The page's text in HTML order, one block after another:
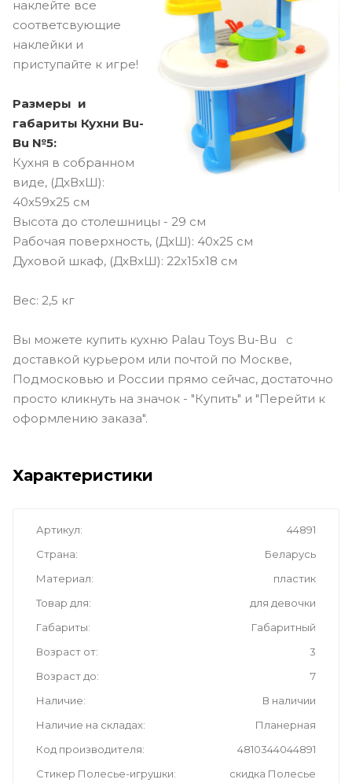
наклейте все
соответсвующие
наклейки и
приступайте к игре!
Размеры и
габариты Кухни Bu-
Bu №5:
Кухня в собранном
виде, (ДxВxШ):
40x59x25 см
Высота до столешницы - 29 см
Рабочая поверхность, (ДxШ): 40x25 см
Духовой шкаф, (ДxВxШ): 22x15x18 см
Вес: 2,5 кг
Вы можете купить кухню Palau Toys Bu-Bu
с
доставкой курьером или почтой по Москве,
Подмосковью и России прямо сейчас, достаточно
просто кликнуть на значок - "Купить" и "Перейти к
оформлению заказа".
Характеристики
Артикул
44891
Страна
Беларусь
Материал
пластик
Товар для
для девочки
Габариты
Габаритный
Возраст от
3
Возраст до
7
Наличие
В наличии
Наличие на складах
Планерная
Код производителя
4810344044891
Стикер Полесье-игрушки
скидка Полесье